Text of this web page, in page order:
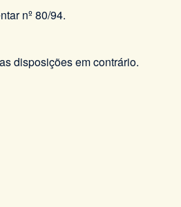
nº 80/94.
disposições em contrário.